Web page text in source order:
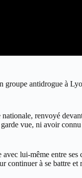
antidrogue à
renvoyé
vue, ni avoir
lui-même entre ses
continuer à se battre et